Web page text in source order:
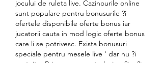
jocului de ruleta live. Cazinourile online
sunt populare pentru bonusurile ?i
ofertele disponibile oferte bonus iar
jucatorii cauta in mod logic oferte bonus
care li se potrivesc. Exista bonusuri
speciale pentru mesele live ' dar nu ?i